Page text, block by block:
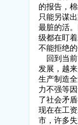
的报告，
只能另谋
最脏的活
级都在盯
不能拒绝的
回到当前
发展，越
生产制造
力不强等
了社会矛
现在在工
市，许多